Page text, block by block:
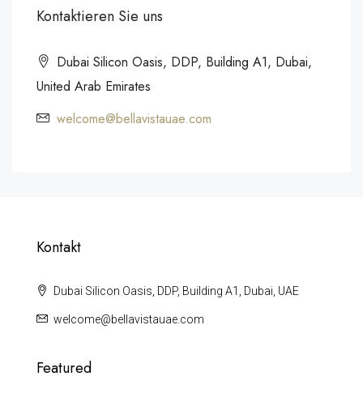
Kontaktieren Sie uns
Dubai Silicon Oasis, DDP, Building A1, Dubai,
United Arab Emirates
welcome@bellavistauae.com
Kontakt
Dubai Silicon Oasis, DDP, Building A1, Dubai, UAE
welcome@bellavistauae.com
Featured